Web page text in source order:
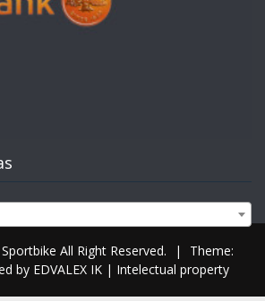
All Right Reserved. |
Theme:
by EDVALEX IK | Intelectual property